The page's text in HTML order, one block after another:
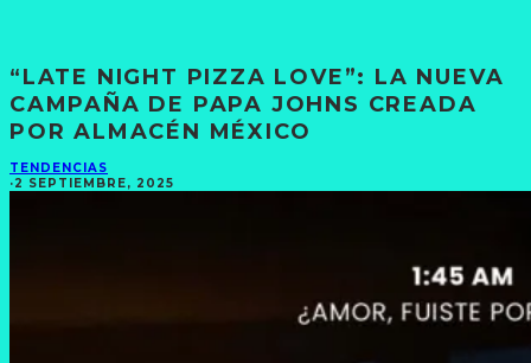
“LATE NIGHT PIZZA LOVE”: LA NUEVA
CAMPAÑA DE PAPA JOHNS CREADA
POR ALMACÉN MÉXICO
TENDENCIAS
·2 SEPTIEMBRE, 2025